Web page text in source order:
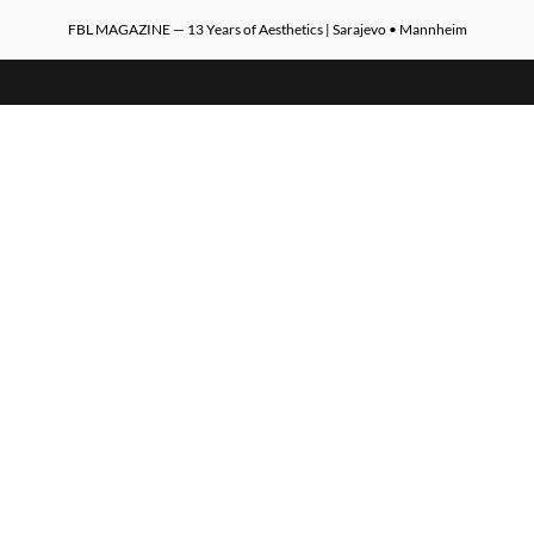
FBL MAGAZINE — 13 Years of Aesthetics | Sarajevo • Mannheim